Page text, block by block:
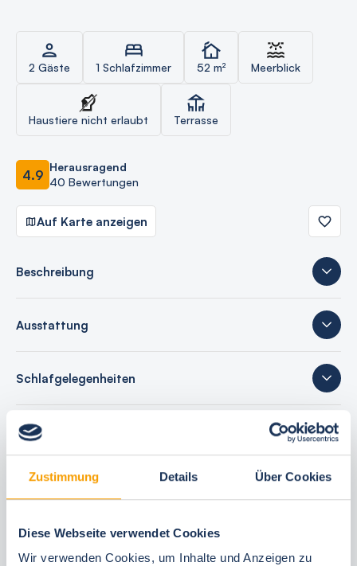
Zustimmung Details Über Cookies
Diese Webseite verwendet Cookies
Wir verwenden Cookies, um Inhalte und Anzeigen zu
2 Gäste 1 Schlafzimmer 52 m² Meerblick
Haustiere nicht erlaubt Terrasse
4.9 Herausragend
40 Bewertungen
Auf Karte anzeigen
Beschreibung
Ausstattung
Schlafgelegenheiten
40 Bewertungen
Bestpreis-Garantie